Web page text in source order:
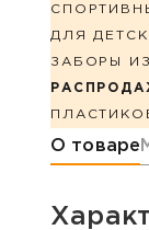
ДЛЯ
ЗАБОРЫ
О товаре